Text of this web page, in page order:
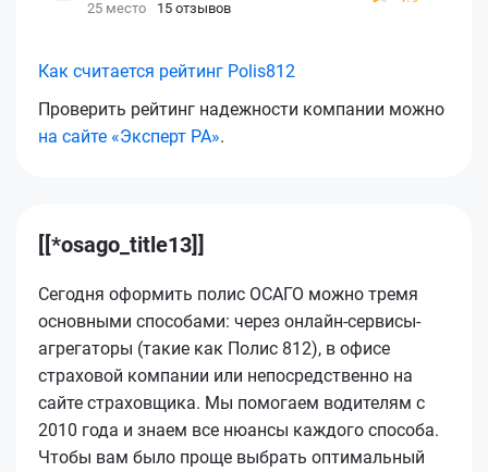
25 место 15 отзывов
Как считается рейтинг Polis812
Проверить рейтинг надежности компании можно
на сайте «Эксперт РА».
[[*osago_title13]]
Сегодня оформить полис ОСАГО можно тремя
основными способами: через онлайн-сервисы-
агрегаторы (такие как Полис 812), в офисе
страховой компании или непосредственно на
сайте страховщика. Мы помогаем водителям с
2010 года и знаем все нюансы каждого способа.
Чтобы вам было проще выбрать оптимальный